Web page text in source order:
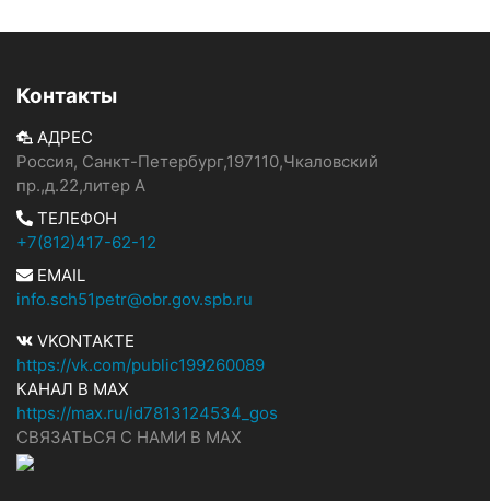
Контакты
АДРЕС
Россия, Санкт-Петербург,197110,Чкаловский
пр.,д.22,литер А
ТЕЛЕФОН
+7(812)417-62-12
EMAIL
info.sch51petr@obr.gov.spb.ru
VKONTAKTE
https://vk.com/public199260089
КАНАЛ В MAX
https://max.ru/id7813124534_gos
СВЯЗАТЬСЯ С НАМИ В МАХ